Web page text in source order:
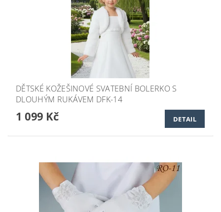
DĚTSKÉ KOŽEŠINOVÉ SVATEBNÍ BOLERKO S
DLOUHÝM RUKÁVEM DFK-14
1 099 Kč DETAIL